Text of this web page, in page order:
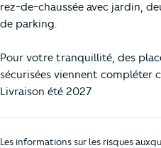
rez-de-chaussée avec jardin,
de parking.
Pour votre tranquillité, des
sécurisées viennent compléter
Livraison été 2027
Les informations sur les risques